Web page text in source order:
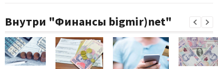
Внутри "Финансы bigmir)net"